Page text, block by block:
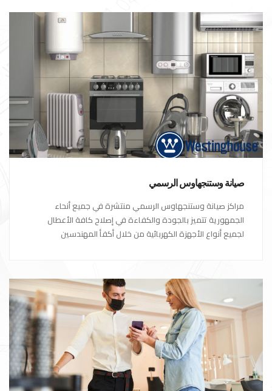
صيانة وستنجهاوس الرسمي
مراكز صيانة وستنجهاوس الرسمي منتشرة في جميع أنحاء
الجمهورية تتميز بالجودة والكفاءة في إصلاح كافة الأعطال
لجميع أنواع الأجهزة الكهربائية من خلال أكفأ المهندسين